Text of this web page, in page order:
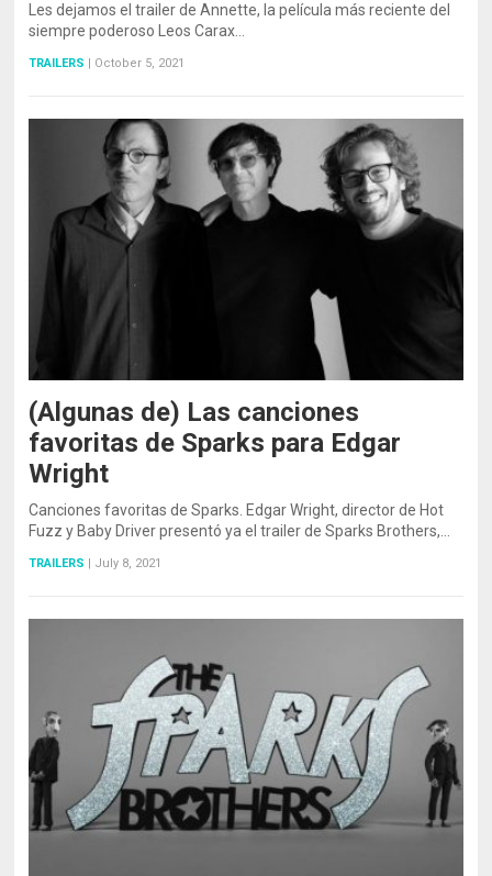
Les dejamos el trailer de Annette, la película más reciente del
siempre poderoso Leos Carax…
TRAILERS October 5, 2021
(Algunas de) Las canciones
favoritas de Sparks para Edgar
Wright
Canciones favoritas de Sparks. Edgar Wright, director de Hot
Fuzz y Baby Driver presentó ya el trailer de Sparks Brothers,…
TRAILERS | July 8, 2021